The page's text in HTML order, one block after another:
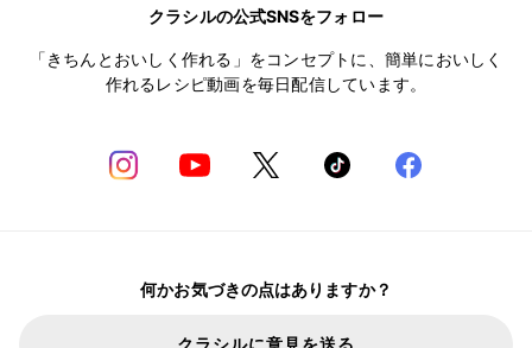
クラシルの公式SNSをフォロー
「きちんとおいしく作れる」をコンセプトに、簡単においしく
作れるレシピ動画を毎日配信しています。
何かお気づきの点はありますか？
クラシルに意見を送る